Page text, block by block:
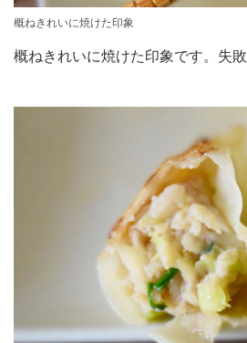
概ねきれいに焼けた印象
概ねきれいに焼けた印象です。失敗